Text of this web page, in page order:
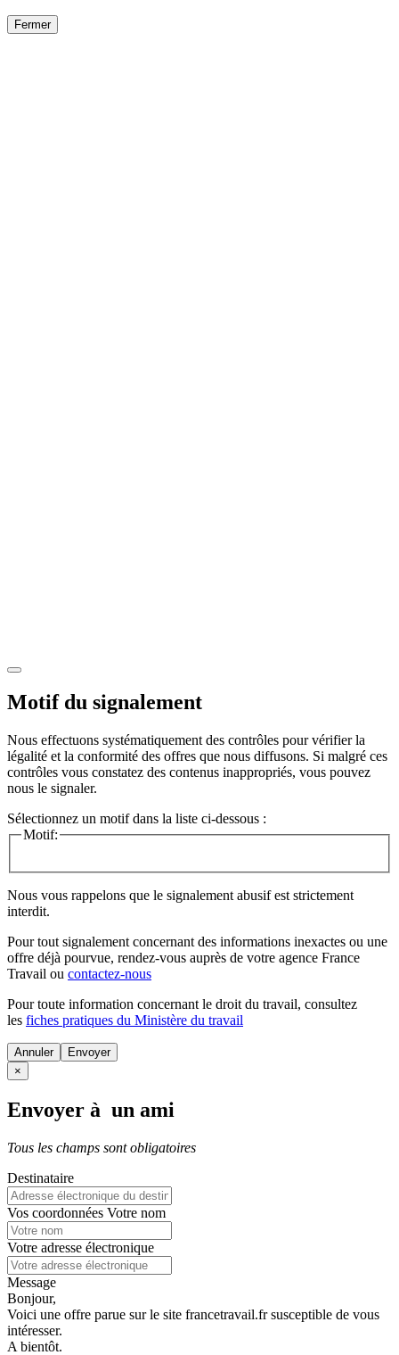
Fermer
Motif du signalement
Nous effectuons systématiquement des contrôles pour vérifier la
légalité et la conformité des offres que nous diffusons. Si malgré ces
contrôles vous constatez des contenus inappropriés, vous pouvez
nous le signaler.
Sélectionnez un motif dans la liste ci-dessous :
Motif:
Nous vous rappelons que le signalement abusif est strictement
interdit.
Pour tout signalement concernant des informations inexactes ou une
offre déjà pourvue, rendez-vous auprès de votre agence France
Travail ou contactez-nous
Pour toute information concernant le droit du travail, consultez
les fiches pratiques du Ministère du travail
Annuler
×
Envoyer à un ami
Tous les champs sont obligatoires
Destinataire
Vos coordonnées Votre nom
Votre adresse électronique
Message
Bonjour,
Voici une offre parue sur le site francetravail.fr susceptible de vous
intéresser.
A bientôt.